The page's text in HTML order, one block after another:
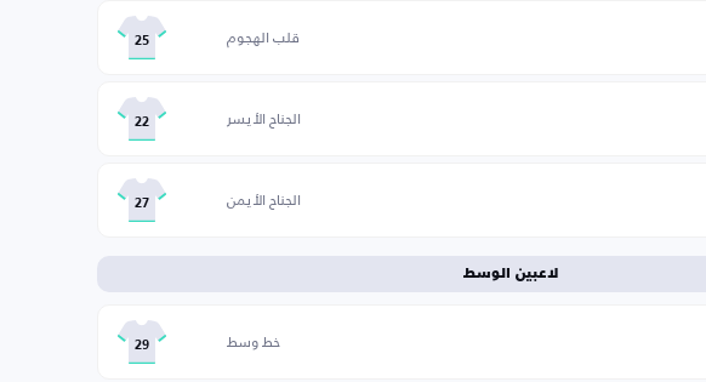
قلب الهجوم 25
الجناح الأيسر 22
الجناح الأيمن 27
لاعبين الوسط
خط وسط 29